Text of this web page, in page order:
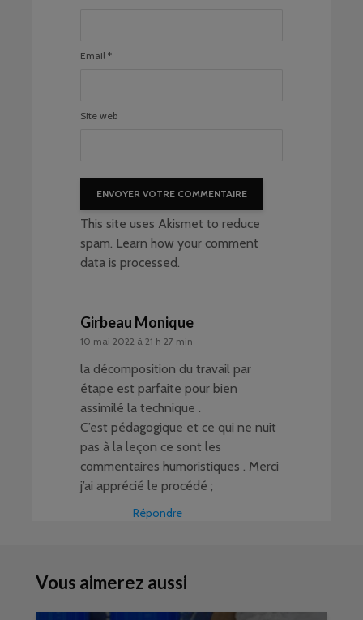
Email *
Site web
This site uses Akismet to reduce
spam. Learn how your comment
data is processed.
Girbeau Monique
10 mai 2022 à 21 h 27 min
la décomposition du travail par
étape est parfaite pour bien
assimilé la technique .
C’est pédagogique et ce qui ne nuit
pas à la leçon ce sont les
commentaires humoristiques . Merci
j’ai apprécié le procédé ;
Répondre
Vous aimerez aussi